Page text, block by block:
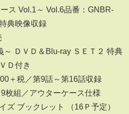
ス Vol.1～ Vol.6品番：GNBR-
典映像収録
～ ＤＶＤ＆Blu-ray ＳＥＴ２ 特典
Ｄ付き
＋税／第9話～第16話収録
枚組／アウターケース仕様
ズ ブックレット （16Ｐ予定）